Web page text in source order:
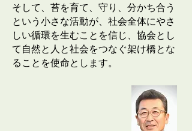
そして、苔を育て、守り、分かち合う
という小さな活動が、社会全体にやさ
しい循環を生むことを信じ、協会とし
て自然と人と社会をつなぐ架け橋とな
ることを使命とします。